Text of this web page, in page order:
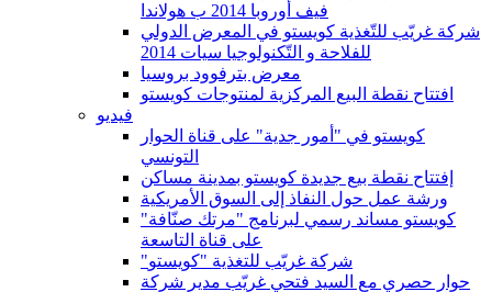
فيف أوروبا 2014 ب هولاندا
شركة غريّب للتّغذية كويستو في المعرض الدولي
للفلاحة و التّكنولوجيا سيات 2014
معرض بترفوود بروسيا
افتتاح نقطة البيع المركزية لمنتوجات كويستو
فيديو
كويستو في "أمور جدية" على قناة الحوار
التونسي
إفتتاح نقطة بيع جديدة كويستو بمدينة مساكن
ورشة عمل حول النفاذ إلى السوق الأمريكية
كويستو مساند رسمي لبرنامج "مرتك صنّافة"
على قناة التاسعة
"شركة غريّب للتغذية "كويستو
حوار حصري مع السيد فتحي غريّب مدير شركة